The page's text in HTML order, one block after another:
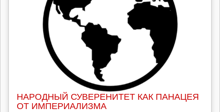
НАРОДНЫЙ СУВЕРЕНИТЕТ КАК ПАНАЦЕЯ
ОТ ИМПЕРИАЛИЗМА